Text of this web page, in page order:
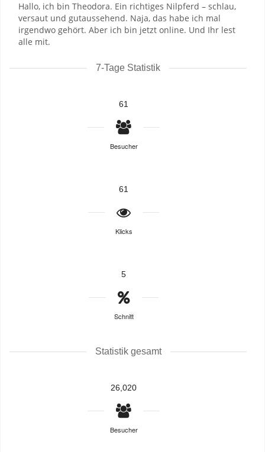
Hallo, ich bin Theodora. Ein richtiges Nilpferd – schlau,
versaut und gutaussehend. Naja, das habe ich mal
irgendwo gehört. Aber ich bin jetzt online. Und Ihr lest
alle mit.
7-Tage Statistik
61
Besucher
61
Klicks
5
Schnitt
Statistik gesamt
26,020
Besucher